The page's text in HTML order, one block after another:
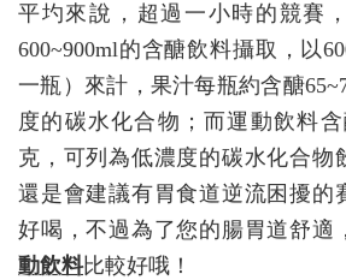
平圴來說，超過一小時的競賽
600~900ml的含醣飲料攝取，以
一瓶）來計，果汁每瓶約含醣
度的碳水化合物；而運動飲料含
克，可列為低濃度的碳水化合物
還是會建議有胃食道逆流困擾的
好喝，不過為了您的腸胃道舒適
動飲料比較好哦！